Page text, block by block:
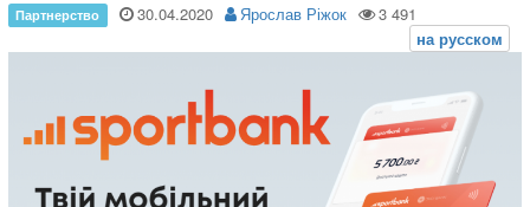
30.04.2020 Ярослав Ріжок